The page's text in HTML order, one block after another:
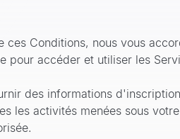
ces Conditions, nous vous
pour accéder et utiliser les
des informations
les activités menées sous